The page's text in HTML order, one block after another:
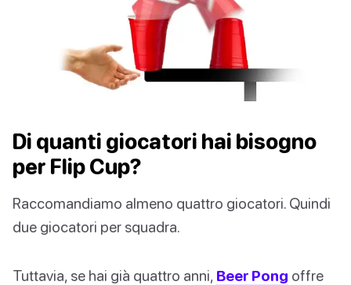
Di quanti giocatori hai bisogno
per Flip Cup?
Raccomandiamo almeno quattro giocatori. Quindi
due giocatori per squadra.
Tuttavia, se hai già quattro anni, Beer Pong offre